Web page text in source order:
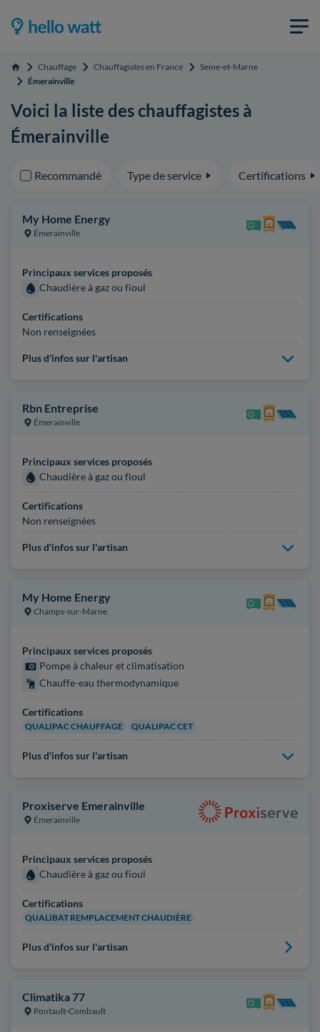
Accueil Chauffage Chauffagistes en France
Seine-et-Marne
Émerainville
Voici la liste des chauffagistes à
Émerainville
Recommandé Type de service Certifications
My Home Energy
Émerainville
Principaux services proposés
Chaudière à gaz ou fioul
Certifications
Non renseignées
Plus d'infos sur l'artisan
Rbn Entreprise
Émerainville
Principaux services proposés
Chaudière à gaz ou fioul
Certifications
Non renseignées
Plus d'infos sur l'artisan
My Home Energy
Champs-sur-Marne
Principaux services proposés
Pompe à chaleur et climatisation
Chauffe-eau thermodynamique
Certifications
QUALIPAC CHAUFFAGE QUALIPAC CET
Plus d'infos sur l'artisan
Proxiserve Emerainville
Émerainville
Principaux services proposés
Chaudière à gaz ou fioul
Certifications
QUALIBAT REMPLACEMENT CHAUDIÈRE
Plus d'infos sur l'artisan
Climatika 77
Pontault-Combault